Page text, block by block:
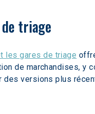
triage
les gares de triage
de marchandises, y
versions plus